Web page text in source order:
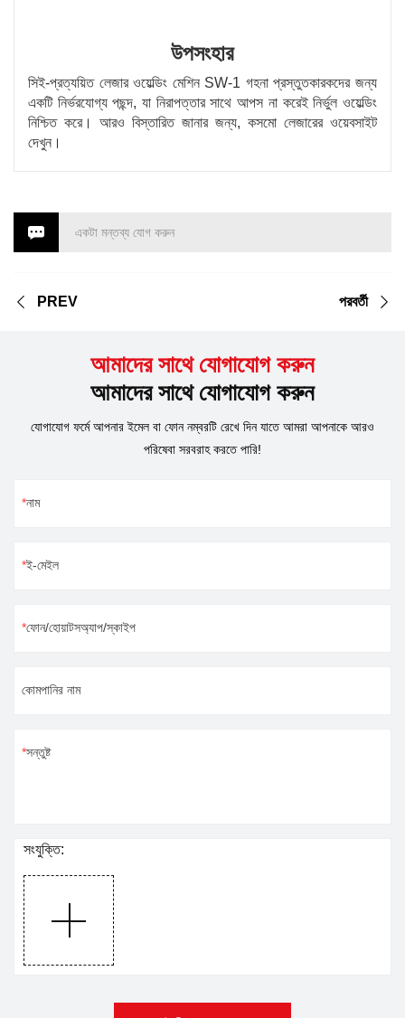
উপসংহার
সিই-প্রত্যয়িত লেজার ওয়েল্ডিং মেশিন SW-1 গহনা প্রস্তুতকারকদের জন্য
একটি নির্ভরযোগ্য পছন্দ, যা নিরাপত্তার সাথে আপস না করেই নির্ভুল ওয়েল্ডিং
নিশ্চিত করে। আরও বিস্তারিত জানার জন্য, কসমো লেজারের ওয়েবসাইট
দেখুন।
একটা মন্তব্য যোগ করুন
PREV পরবর্তী
আমাদের সাথে যোগাযোগ করুন
আমাদের সাথে যোগাযোগ করুন
যোগাযোগ ফর্মে আপনার ইমেল বা ফোন নম্বরটি রেখে দিন যাতে আমরা আপনাকে আরও
পরিষেবা সরবরাহ করতে পারি!
নাম
ই-মেইল
ফোন/হোয়াটসঅ্যাপ/স্কাইপ
কোমপানির নাম
সন্তুষ্ট
সংযুক্তি: